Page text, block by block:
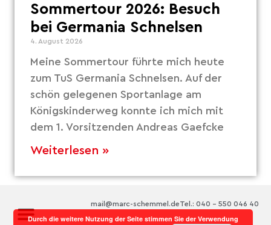
Sommertour 2026: Besuch
bei Germania Schnelsen
4. August 2026
Meine Sommertour führte mich heute
zum TuS Germania Schnelsen. Auf der
schön gelegenen Sportanlage am
Königskinderweg konnte ich mich mit
dem 1. Vorsitzenden Andreas Gaefcke
Weiterlesen »
Tel.: 040 – 550 046 40
mail@marc-schemmel.de
Durch die weitere Nutzung der Seite stimmen Sie der Verwendung